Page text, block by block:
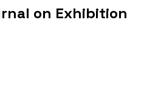
on Exhibition